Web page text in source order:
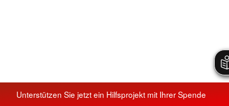
Unterstützen Sie jetzt ein Hilfsprojekt mit Ihrer Spende